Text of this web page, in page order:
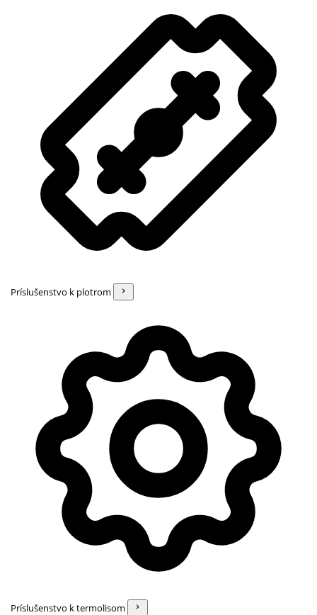
Príslušenstvo k plotrom
Príslušenstvo k termolisom